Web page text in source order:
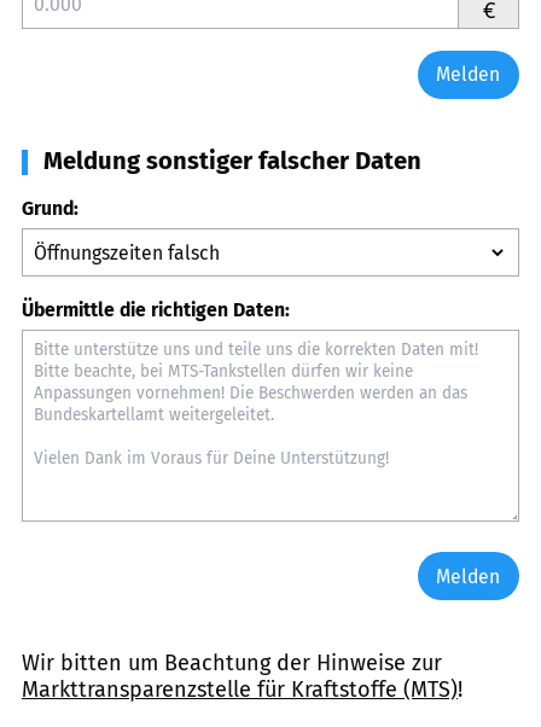
€
Melden
Meldung sonstiger falscher Daten
Grund:
Übermittle die richtigen Daten:
Melden
Wir bitten um Beachtung der Hinweise zur
Markttransparenzstelle für Kraftstoffe (MTS)!